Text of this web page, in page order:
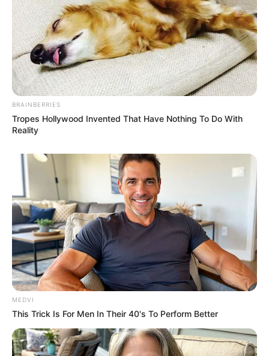
BRAINBERRIES
Tropes Hollywood Invented That Have Nothing To Do With
Reality
MEDVI
This Trick Is For Men In Their 40's To Perform Better